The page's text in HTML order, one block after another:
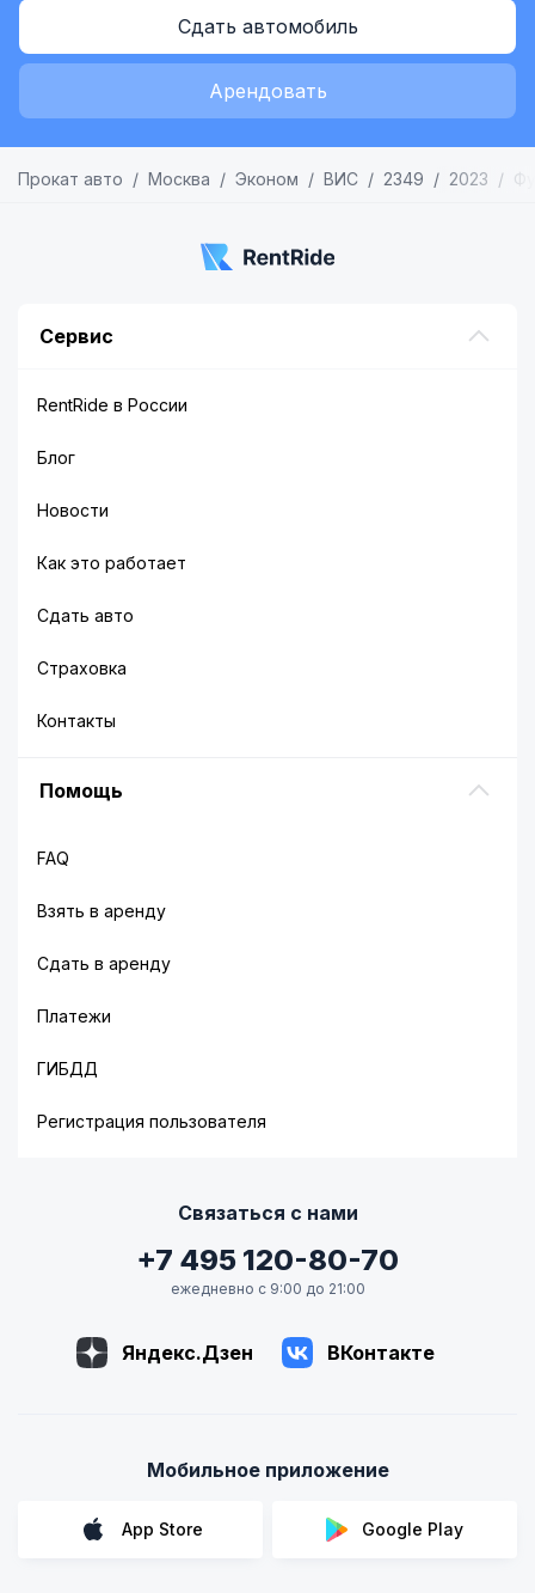
Сдать автомобиль
Арендовать
Прокат авто Москва Эконом ВИС 2349 2023
Сервис
RentRide в России
Блог
Новости
Как это работает
Сдать авто
Страховка
Контакты
Помощь
FAQ
Взять в аренду
Сдать в аренду
Платежи
ГИБДД
Регистрация пользователя
Связаться с нами
+7 495 120-80-70
ежедневно с 9:00 до 21:00
Яндекс.Дзен ВКонтакте
Мобильное приложение
App Store Google Play